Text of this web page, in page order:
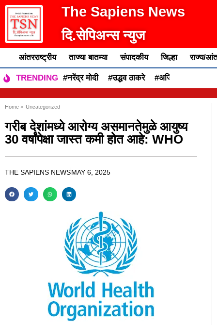
The Sapiens News
दि.सेपिअन्स न्युज
आंतरराष्ट्रीय ताज्या बातम्या संपादकीय जिल्हा राज्य/
TRENDING #नरेंद्र मोदी #उद्धव ठाकरे #अजित पवार
Home > Uncategorized
गरीब देशांमध्ये आरोग्य असमानतेमुळे आयुष्य
30 वर्षांपेक्षा जास्त कमी होत आहे: WHO
THE SAPIENS NEWSMAY 6, 2025